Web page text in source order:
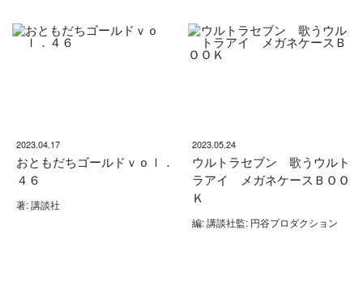
2023.04.17
おともだちゴールドｖｏｌ．
４６
著: 講談社
2023.05.24
ウルトラセブン 歌うウルト
ラアイ メガネケースＢＯＯ
Ｋ
編: 講談社監: 円谷プロダクション